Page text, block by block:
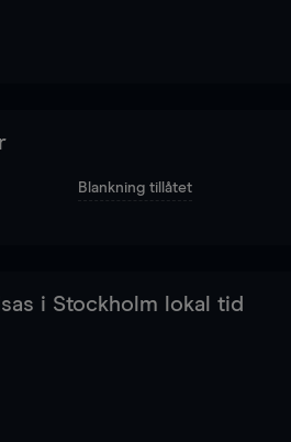
Blankning tillåtet
i Stockholm lokal tid